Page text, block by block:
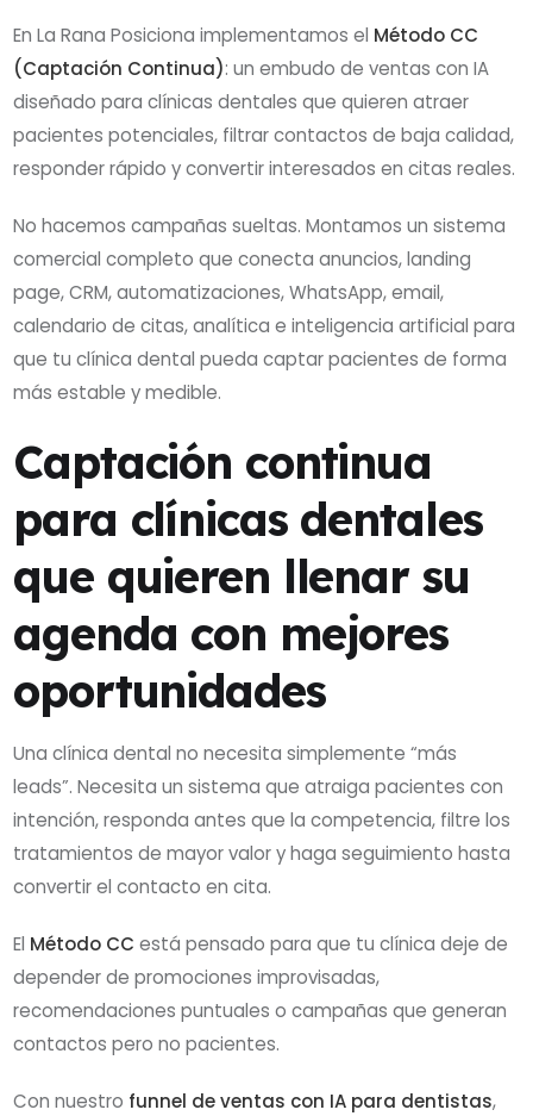
En La Rana Posiciona implementamos el Método CC
(Captación Continua): un embudo de ventas con IA
diseñado para clínicas dentales que quieren atraer
pacientes potenciales, filtrar contactos de baja calidad,
responder rápido y convertir interesados en citas reales.
No hacemos campañas sueltas. Montamos un sistema
comercial completo que conecta anuncios, landing
page, CRM, automatizaciones, WhatsApp, email,
calendario de citas, analítica e inteligencia artificial para
que tu clínica dental pueda captar pacientes de forma
más estable y medible.
Captación continua
para clínicas dentales
que quieren llenar su
agenda con mejores
oportunidades
Una clínica dental no necesita simplemente “más
leads”. Necesita un sistema que atraiga pacientes con
intención, responda antes que la competencia, filtre los
tratamientos de mayor valor y haga seguimiento hasta
convertir el contacto en cita.
El Método CC está pensado para que tu clínica deje de
depender de promociones improvisadas,
recomendaciones puntuales o campañas que generan
contactos pero no pacientes.
Con nuestro funnel de ventas con IA para dentistas,